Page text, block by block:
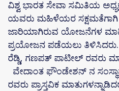
ವಿಶ್ವ ಭಾರತ ಸೇವಾ ಸಮಿತಿಯ
ಯವರು ಮಹಿಳೆಯರ ಸಕ್ಷಮತೆಗಾಗಿ
ಜಾರಿಯಾಗಿರುವ ಯೋಜನೆಗಳ
ಪ್ರಯೋಜನ ಪಡೆಯಲು
ರೆಡ್ಡಿ, ಗಣಪತ್ ಪಾಟೀಲ್ ರವರು
ವೇದಾಂತ ಫೌಂಡೇಶನ್ ನ
ರವರು ಪ್ರಾಸ್ತವಿಕ